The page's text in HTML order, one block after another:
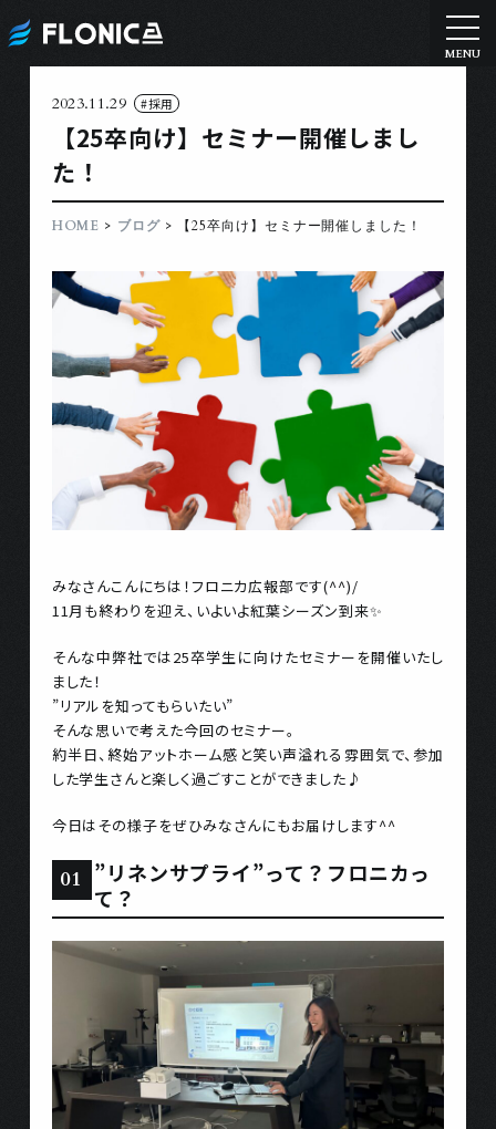
2023.11.29 #採用
【25卒向け】セミナー開催しまし
た！
HOME > ブログ> 【25卒向け】セミナー開催しました！
みなさんこんにちは！フロニカ広報部です(^^)/
11月も終わりを迎え、いよいよ紅葉シーズン到来✨
そんな中弊社では25卒学生に向けたセミナーを開催いたし
ました！
”リアルを知ってもらいたい”
そんな思いで考えた今回のセミナー。
約半日、終始アットホーム感と笑い声溢れる雰囲気で、参加
した学生さんと楽しく過ごすことができました♪
今日はその様子をぜひみなさんにもお届けします^^
”リネンサプライ”って？フロニカっ
て？